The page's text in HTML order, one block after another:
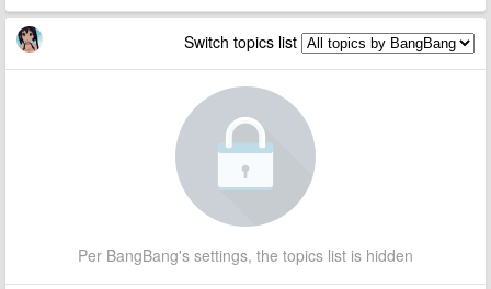
Switch topics list
Per BangBang's settings, the topics list is hidden